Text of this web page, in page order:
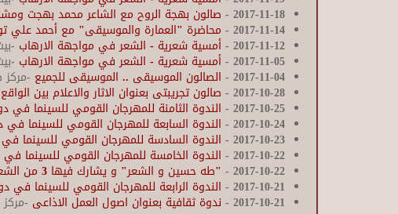
2017-11-18
- صالون بهجة الروح مع الشاعر محمد بهجت
2017-11-14
- محاضرة "العمارة والموسيقى" مع أحمد علي
2017-11-12
-أمسية شعرية - الشعر في مواجهة الارهاب -
2017-11-05
-أمسية شعرية - الشعر في مواجهة الارهاب -
2017-11-04
- الصالون الموسيقى .. الموسيقى للجميع -
2017-10-28
- صالون تجريبتى بعنوان الاثار والاعلام بين
2017-10-25
- الندوة الثامنة للمهرجان القومي للسينما في
2017-10-24
- الندوة السابعة للمهرجان القومي للسينما في
2017-10-23
- الندوة السادسة للمهرجان القومي للسينما في
2017-10-22
- الندوة الخامسة للمهرجان القومي للسينما في
2017-10-22
- "طه حسين و الشعر" و يشارك فيها 3 من الشعراء
2017-10-21
- الندوة الرابعة للمهرجان القومي للسينما في
2017-10-21
- ندوة ثقافية بعنوان اصول العمل الاذاعى -مركز